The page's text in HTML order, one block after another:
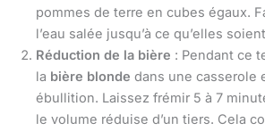
pommes de terre en cubes égaux.
l’eau salée jusqu’à ce qu’elles
Réduction de la bière : Pendant ce
la bière blonde dans une casserole
ébullition. Laissez frémir 5 à 7
le volume réduise d’un tiers. Cela